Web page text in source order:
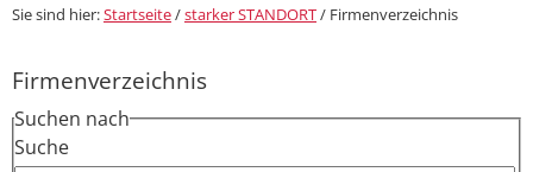
Sie sind hier:Startseite/starker STANDORT/ Firmenverzeichnis
Firmenverzeichnis
Suchen nach
Suche